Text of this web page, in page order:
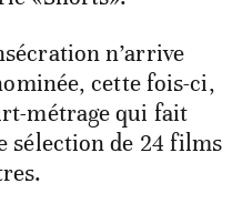
n’arrive
cette fois-ci,
métrage qui fait
sélection de 24 films